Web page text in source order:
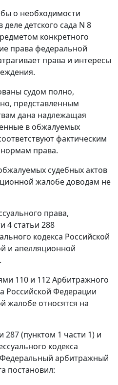
о необходимости
детского сада N 8
конкретного
права федеральной
права и интересы
судом полно,
представленным
дана надлежащая
в обжалуемых
фактическим
нормам права.
судебных актов
жалобе доводам не
права,
4 статьи 288
кодекса Российской
и апелляционной
110 и 112Арбитражного
Российской Федерации
жалобе относятся на
287 (пунктом 1 части 1) и
кодекса
арбитражный
постановил: